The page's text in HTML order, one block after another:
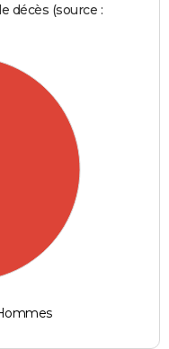
décès (source :